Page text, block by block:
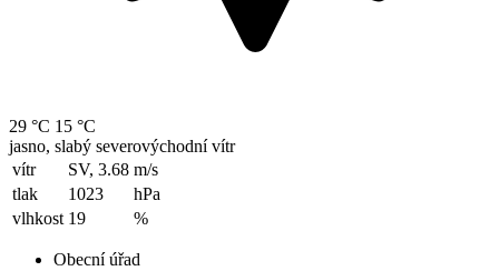
29 °C 15 °C
jasno, slabý severovýchodní vítr
vítr
SV, 3.68 m/s
tlak
1023
hPa
vlhkost 19 %
Obecní úřad